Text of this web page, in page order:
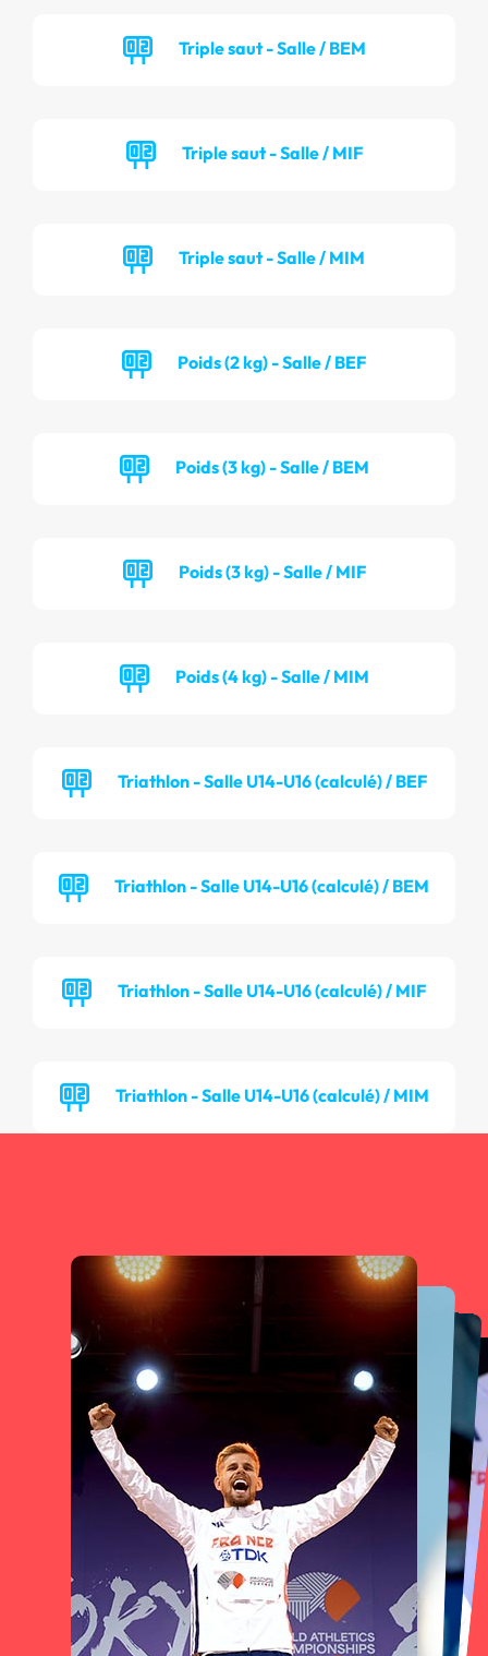
Triple saut - Salle / BEM
Triple saut - Salle / MIF
Triple saut - Salle / MIM
Poids (2 kg) - Salle / BEF
Poids (3 kg) - Salle / BEM
Poids (3 kg) - Salle / MIF
Poids (4 kg) - Salle / MIM
Triathlon - Salle U14-U16 (calculé) / BEF
Triathlon - Salle U14-U16 (calculé) / BEM
Triathlon - Salle U14-U16 (calculé) / MIF
Triathlon - Salle U14-U16 (calculé) / MIM